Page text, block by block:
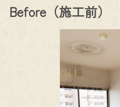
Before（施工前）